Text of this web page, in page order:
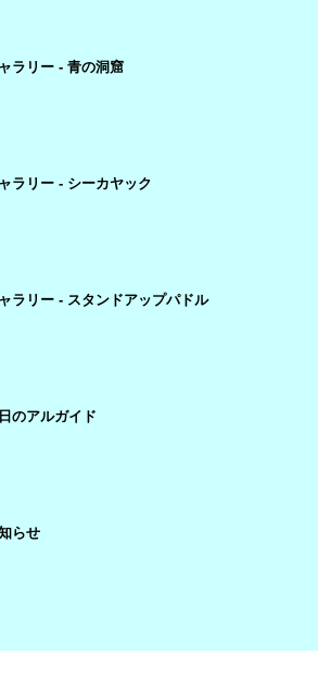
ラリー - 青の洞窟
ラリー - シーカヤック
ラリー - スタンドアップパドル
のアルガイド
らせ